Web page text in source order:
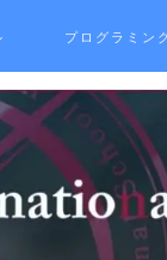
プログラミン